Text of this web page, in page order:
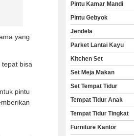
yang
bisa
pintu
Pintu Kamar Mandi
Pintu Gebyok
Jendela
Parket Lantai Kayu
Kitchen Set
Set Meja Makan
Set Tempat Tidur
Tempat Tidur Anak
Tempat Tidur Tingkat
Furniture Kantor